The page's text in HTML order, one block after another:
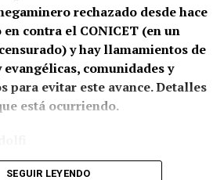
con cartuchos antitumulto (con
propósito (con postas de
de estruendo (sin munición)
corta distancia. Por eso los
armas largas prohíben
directamente al cuerpo con
rechazado desde hace
en contra el CONICET (en un
y hay llamamientos de
comunidades y
para evitar este avance. Detalles
está ocurriendo.
Agua de Mendoza
SEGUIR LEYENDO